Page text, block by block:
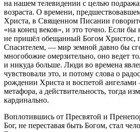
на нашем телевидении с целью
возраста. О времени,
Христа, в Священном Писании
«на конец веков», и это точно. Если бы
не пришёл обещанный Богом Христос,
Спасителем, — мир земной давно бы
многобожие омерзительно, оно ведет
и никуда больше. Люди во времена
чувствовали это, и потому слова о
рождении Христа и воспетой
метафора, а действительность, тогда
кардинально.
Воплотившись от Пресвятой и
Бог, не переставая быть Богом, стал